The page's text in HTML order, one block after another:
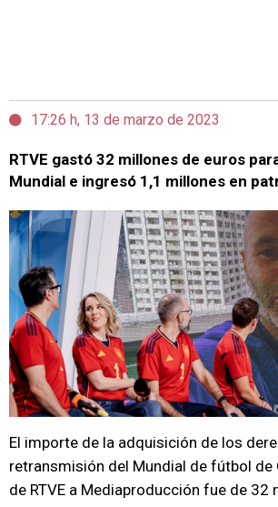
17:26 h, 13 de marzo de 2023
RTVE gastó 32 millones de euros
Mundial e ingresó 1,1 millones en
El importe de la adquisición de los
retransmisión del Mundial de fútbol de
de RTVE a Mediaproducción fue de 32